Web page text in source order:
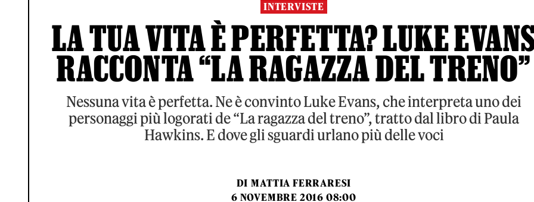
INTERVISTE
LA TUA VITA È PERFETTA? LUKE
RACCONTA “LA RAGAZZA DEL TRENO”
Nessuna vita è perfetta. Ne è convinto Luke Evans, che interpreta uno dei
personaggi più logorati de “La ragazza del treno”, tratto dal libro di Paula
Hawkins. E dove gli sguardi urlano più delle voci
DI MATTIA FERRARESI
6 NOVEMBRE 2016 08:00